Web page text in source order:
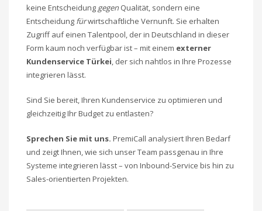
keine Entscheidung gegen Qualität, sondern eine
Entscheidung fürwirtschaftliche Vernunft. Sie erhalten
Zugriff auf einen Talentpool, der in Deutschland in dieser
Form kaum noch verfügbar ist – mit einem externer
Kundenservice Türkei, der sich nahtlos in Ihre Prozesse
integrieren lässt.
Sind Sie bereit, Ihren Kundenservice zu optimieren und
gleichzeitig Ihr Budget zu entlasten?
Sprechen Sie mit uns. PremiCall analysiert Ihren Bedarf
und zeigt Ihnen, wie sich unser Team passgenau in Ihre
Systeme integrieren lässt – von Inbound-Service bis hin zu
Sales-orientierten Projekten.